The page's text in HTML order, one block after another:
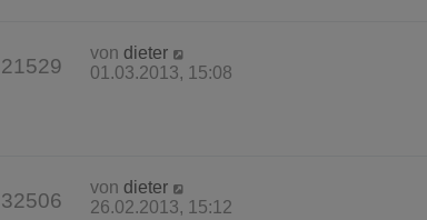
21529
von dieter
01.03.2013, 15:08
32506
von dieter
26.02.2013, 15:12